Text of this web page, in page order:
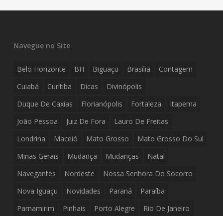
Navegue no Site
Belo Horizonte BH Biguaçu Brasília
Contagem
Cuiabá
Curitiba Dicas
Divinópolis
Duque De Caxias
Florianópolis Fortaleza
Itapema
João Pessoa
Juiz De Fora
Lauro De Freitas
Londrina
Maceió Mato Grosso
Mato Grosso Do Sul
Minas Gerais
Mudança Mudanças
Natal
Navegantes
Nordeste
Nossa Senhora Do Socorro
Nova Iguaçu
Novidades Paraná
Paraíba
Parnamirim
Pinhais Porto Alegre
Rio De Janeiro